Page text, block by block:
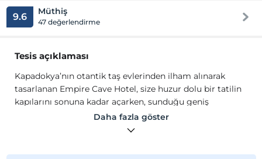
9.6 Müthiş
47 değerlendirme
Tesis açıklaması
Kapadokya’nın otantik taş evlerinden ilham alınarak
tasarlanan Empire Cave Hotel, size huzur dolu bir tatilin
kapılarını sonuna kadar açarken, sunduğu geniş
imkanlarla “butik otel” kavramını bir adım öteye taşıyor.
Güler yüzlü ve deneyimli ekibimizle, yıl boyunca siz
Kapadokya’nın otantik taş evlerinden ilham alınarak
Daha fazla göster